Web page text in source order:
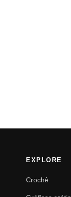
EXPLORE
Crochê